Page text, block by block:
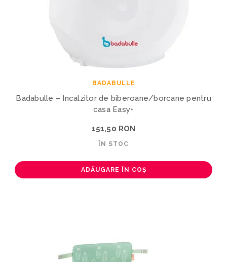
BADABULLE
Badabulle – Incalzitor de biberoane/borcane pentru
casa Easy+
151,50 RON
ÎN STOC
ADĂUGARE ÎN COȘ